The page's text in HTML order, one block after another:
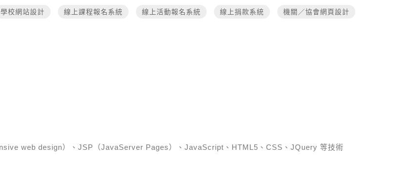
學校網站設計 線上課程報名系統 線上活動報名系統 線上捐款系統 機關／協會網頁設計
web design）、JSP（JavaServer Pages）、JavaScript、HTML5、CSS、JQuery 等技術